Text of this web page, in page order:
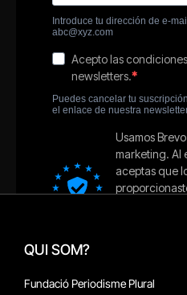
QUI SOM?
Fundació Periodisme Plural